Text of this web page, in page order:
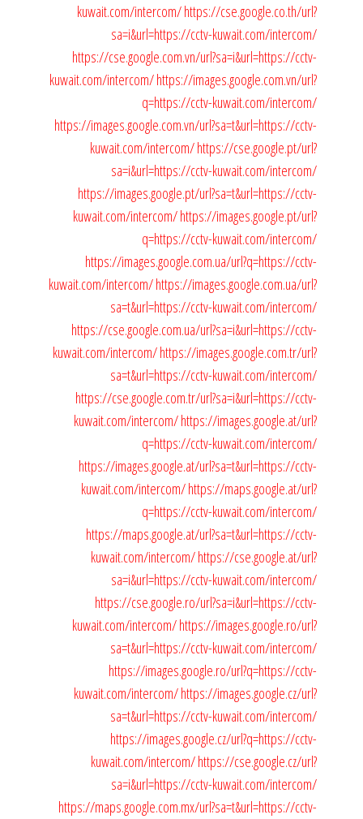
kuwait.com/intercom/https://cse.google.co.th/url?
sa=i&url=https://cctv-kuwait.com/intercom/
https://cse.google.com.vn/url?sa=i&url=https://cctv-
kuwait.com/intercom/https://images.google.com.vn/url?
q=https://cctv-kuwait.com/intercom/
https://images.google.com.vn/url?sa=t&url=https://cctv-
kuwait.com/intercom/https://cse.google.pt/url?
sa=i&url=https://cctv-kuwait.com/intercom/
https://images.google.pt/url?sa=t&url=https://cctv-
kuwait.com/intercom/https://images.google.pt/url?
q=https://cctv-kuwait.com/intercom/
https://images.google.com.ua/url?q=https://cctv-
kuwait.com/intercom/https://images.google.com.ua/url?
sa=t&url=https://cctv-kuwait.com/intercom/
https://cse.google.com.ua/url?sa=i&url=https://cctv-
kuwait.com/intercom/https://images.google.com.tr/url?
sa=t&url=https://cctv-kuwait.com/intercom/
https://cse.google.com.tr/url?sa=i&url=https://cctv-
kuwait.com/intercom/https://images.google.at/url?
q=https://cctv-kuwait.com/intercom/
https://images.google.at/url?sa=t&url=https://cctv-
kuwait.com/intercom/https://maps.google.at/url?
q=https://cctv-kuwait.com/intercom/
https://maps.google.at/url?sa=t&url=https://cctv-
kuwait.com/intercom/https://cse.google.at/url?
sa=i&url=https://cctv-kuwait.com/intercom/
https://cse.google.ro/url?sa=i&url=https://cctv-
kuwait.com/intercom/https://images.google.ro/url?
sa=t&url=https://cctv-kuwait.com/intercom/
https://images.google.ro/url?q=https://cctv-
kuwait.com/intercom/https://images.google.cz/url?
sa=t&url=https://cctv-kuwait.com/intercom/
https://images.google.cz/url?q=https://cctv-
kuwait.com/intercom/https://cse.google.cz/url?
sa=i&url=https://cctv-kuwait.com/intercom/
https://maps.google.com.mx/url?sa=t&url=https://cctv-